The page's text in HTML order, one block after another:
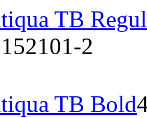
TB
2
TB Bold